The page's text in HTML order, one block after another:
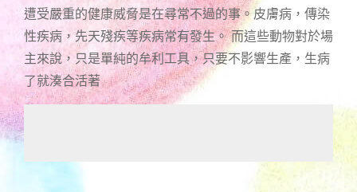
遭受嚴重的健康威脅是在尋常不過的事。皮膚病，傳染
性疾病，先天殘疾等疾病常有發生。 而這些動物對於場
主來說，只是單純的牟利工具，只要不影響生產，生病
了就湊合活著